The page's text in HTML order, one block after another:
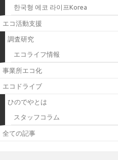
한국형 에코 라이프Korea
エコ活動支援
調査研究
エコライフ情報
事業所エコ化
エコドライブ
ひのでやとは
スタッフコラム
全ての記事